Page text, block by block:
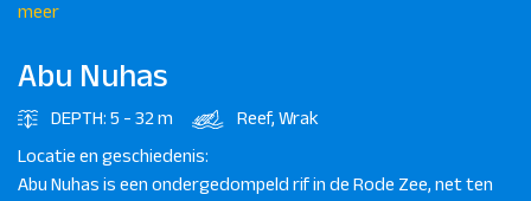
meer
Abu Nuhas
DEPTH: 5 - 32 m
Reef, Wrak
Locatie en geschiedenis:
Abu Nuhas is een ondergedompeld rif in de Rode Zee, net ten